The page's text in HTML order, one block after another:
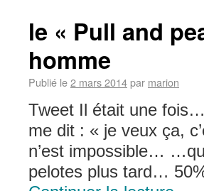
le « Pull and
homme
Publié le2 mars 2014par marion
Tweet Il était une
me dit : « je veux ça,
n’est impossible…
pelotes plus tard…